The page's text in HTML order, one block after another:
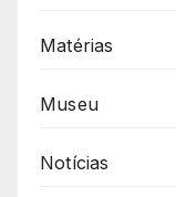
Matérias
Museu
Notícias